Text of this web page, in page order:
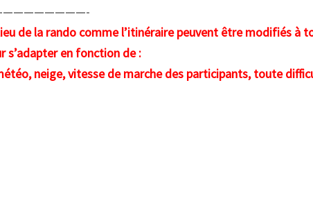
de la rando comme l’itinéraire peuvent être modifiés à
s’adapter en fonction de :
neige, vitesse de marche des participants, toute